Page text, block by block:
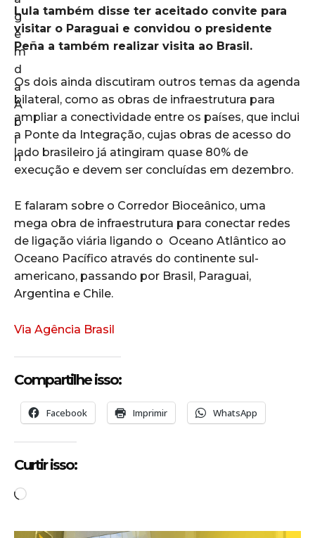
Lula também disse ter aceitado convite para
visitar o Paraguai e convidou o presidente
Peña a também realizar visita ao Brasil.
Os dois ainda discutiram outros temas da agenda
bilateral, como as obras de infraestrutura para
ampliar a conectividade entre os países, que inclui
a Ponte da Integração, cujas obras de acesso do
lado brasileiro já atingiram quase 80% de
execução e devem ser concluídas em dezembro.
E falaram sobre o Corredor Bioceânico, uma
mega obra de infraestrutura para conectar redes
de ligação viária ligando o Oceano Atlântico ao
Oceano Pacífico através do continente sul-
americano, passando por Brasil, Paraguai,
Argentina e Chile.
Via Agência Brasil
Compartilhe isso:
Facebook Imprimir WhatsApp
Curtir isso:
C
r